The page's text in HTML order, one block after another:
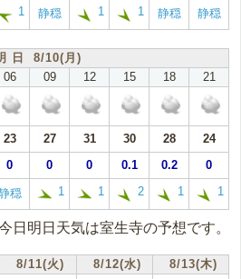
1 静穏 1 1 静穏 静穏
日 8/10(月)
06 09 12 15 18 21
23 27 31 30 28
24
0 0 0 0.1 0.2 0
穏 1 1 2 1 1
日明日天気は室生寺の予想です。
8/11(火) 8/12(水) 8/13(木)